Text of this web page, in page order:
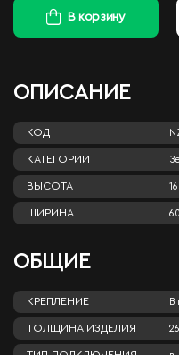
В корзину
ОПИСАНИЕ
КОД
КАТЕГОРИИ
ВЫСОТА
ШИРИНА
ОБЩИЕ
КРЕПЛЕНИЕ В
ТОЛЩИНА ИЗДЕЛИЯ